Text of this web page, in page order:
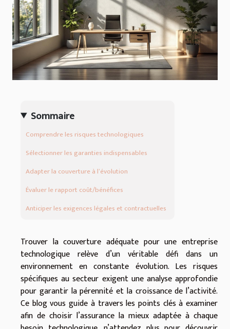
Sommaire
Comprendre les risques technologiques
Sélectionner les garanties indispensables
Adapter la couverture à l’évolution
Évaluer le rapport coût/bénéfices
Anticiper les exigences légales et contractuelles
Trouver la couverture adéquate pour une entreprise
technologique relève d’un véritable défi dans un
environnement en constante évolution. Les risques
spécifiques au secteur exigent une analyse approfondie
pour garantir la pérennité et la croissance de l’activité.
Ce blog vous guide à travers les points clés à examiner
afin de choisir l’assurance la mieux adaptée à chaque